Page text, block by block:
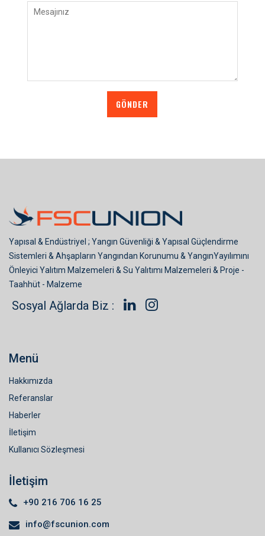
GÖNDER
Yapısal & Endüstriyel ; Yangın Güvenliği & Yapısal Güçlendirme
Sistemleri & Ahşapların Yangından Korunumu & YangınYayılımını
Önleyici Yalıtım Malzemeleri & Su Yalıtımı Malzemeleri & Proje -
Taahhüt - Malzeme
Sosyal Ağlarda Biz :
Menü
Hakkımızda
Referanslar
Haberler
İletişim
Kullanıcı Sözleşmesi
İletişim
+90 216 706 16 25
info@fscunion.com